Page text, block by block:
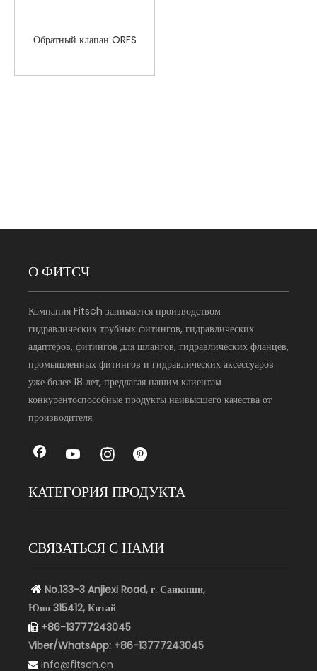
Обратный клапан ORFS
О ФИТСЧ
Компания Fitsch занимается производством
гидравлических трубных фитингов, гидравлических
адаптеров, фитингов для шлангов, гидравлических фланцев,
промышленных фитингов и гидравлических аксессуаров
уже более 18 лет, предлагая нашим клиентам
конкурентоспособные продукты наивысшего качества от
производителя.
КАТЕГОРИЯ ПРОДУКТА
СВЯЗАТЬСЯ С НАМИ
 No.133-3 Anjiexi Road, г. Санкиши,
Юяо 315412, Китай
 +86-13777243045
Viber/WhatsApp: +86-13777243045
 info@fitsch.cn